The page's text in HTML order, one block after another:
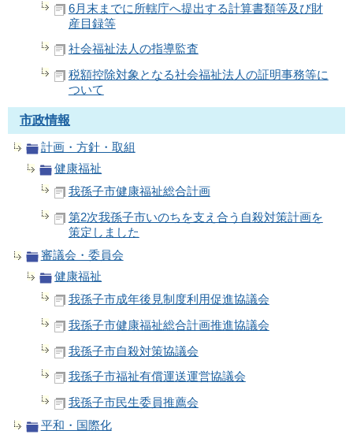
6月末までに所轄庁へ提出する計算書類等及び財
産目録等
社会福祉法人の指導監査
税額控除対象となる社会福祉法人の証明事務等に
ついて
市政情報
計画・方針・取組
健康福祉
我孫子市健康福祉総合計画
第2次我孫子市いのちを支え合う自殺対策計画を
策定しました
審議会・委員会
健康福祉
我孫子市成年後見制度利用促進協議会
我孫子市健康福祉総合計画推進協議会
我孫子市自殺対策協議会
我孫子市福祉有償運送運営協議会
我孫子市民生委員推薦会
平和・国際化